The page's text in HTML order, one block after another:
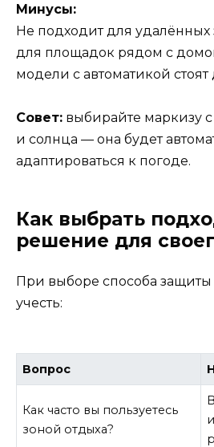
Минусы:
Не подходит для удалённых
для площадок рядом с
модели с автоматикой
Совет: выбирайте маркизу
и солнца — она будет
адаптироваться к погоде.
Как выбрать
решение для
При выборе способа защиты
учесть:
Вопрос
Как часто вы пользуетесь
зоной отдыха?